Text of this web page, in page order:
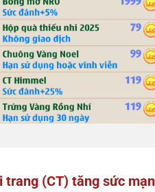
trang (CT) tăng sức